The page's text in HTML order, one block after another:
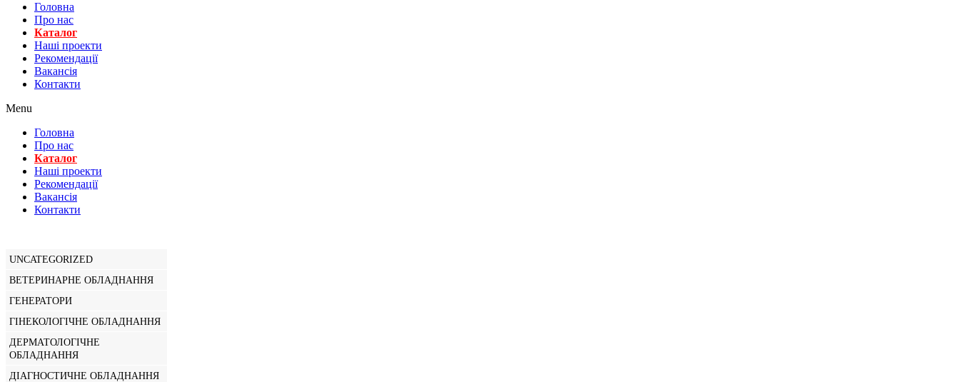
Головна
Про нас
Каталог
Нашi проекти
Рекомендації
Вакансiя
Контакти
Menu
Головна
Про нас
Каталог
Нашi проекти
Рекомендації
Вакансiя
Контакти
UNCATEGORIZED
ВЕТЕРИНАРНЕ ОБЛАДНАННЯ
ГЕНЕРАТОРИ
ГІНЕКОЛОГІЧНЕ ОБЛАДНАННЯ
ДЕРМАТОЛОГІЧНЕ
ОБЛАДНАННЯ
ДІАГНОСТИЧНЕ ОБЛАДНАННЯ